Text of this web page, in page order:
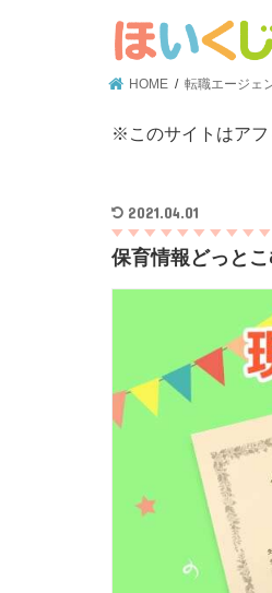
HOME 転職エージェ
※このサイトはアフ
2021.04.01
保育情報どっと